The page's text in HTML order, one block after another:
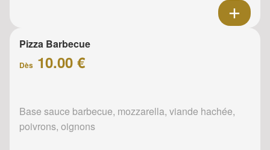
Pizza Barbecue
Dès 10.00 €
Base sauce barbecue, mozzarella, viande hachée,
poivrons, oignons